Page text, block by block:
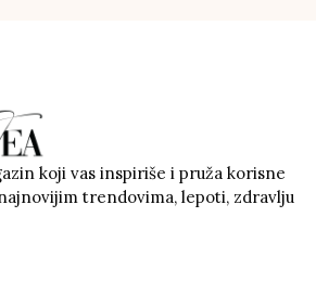
koji vas inspiriše i pruža korisne
trendovima, lepoti, zdravlju